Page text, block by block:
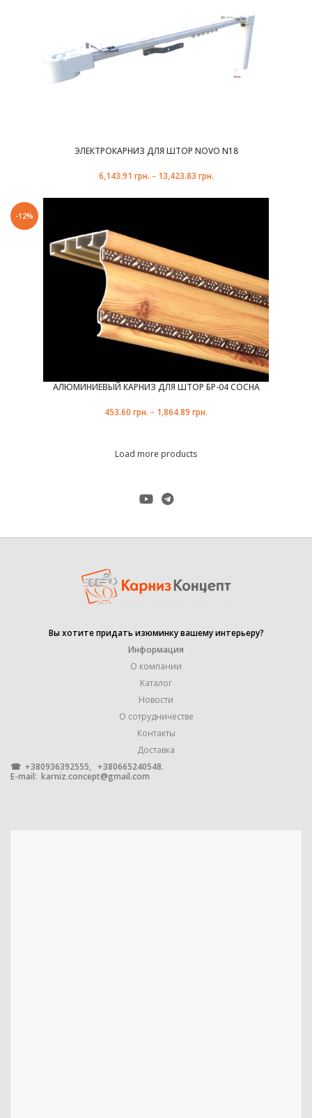
ЭЛЕКТРОКАРНИЗ ДЛЯ ШТОР NOVO N18
6,143.91 грн. – 13,423.83 грн.
-12%
АЛЮМИНИЕВЫЙ КАРНИЗ ДЛЯ ШТОР БР-04 СОСНА
453.60 грн. – 1,864.89 грн.
Load more products
Вы хотите придать изюминку вашему интерьеру?
Информация
О компании
Каталог
Новости
О сотрудничестве
Контакты
Доставка
☎ +380936392555, +380665240548.
E-mail: karniz.concept@gmail.com